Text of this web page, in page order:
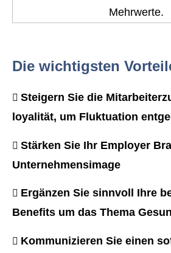
Mehrwerte.
Die wichtigsten
Steigern Sie die
loyalität, um Fluktuation
Stärken Sie Ihr Employer
Unternehmensimage
Ergänzen Sie sinnvoll Ihre
Benefits um das Thema
Kommunizieren Sie einen